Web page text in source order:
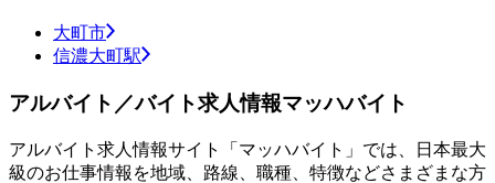
大町市
信濃大町駅
アルバイト／バイト求人情報マッハバイト
アルバイト求人情報サイト「マッハバイト」では、日本最大
級のお仕事情報を地域、路線、職種、特徴などさまざまな方